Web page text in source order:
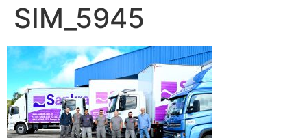
SIM_5945